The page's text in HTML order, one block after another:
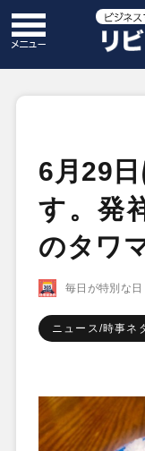
6月29
す。発
のタワ
毎日が特別な日
ニュース/時事ネ